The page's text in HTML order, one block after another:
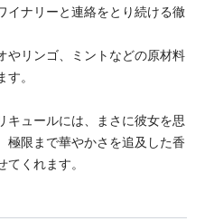
イナリーと連絡をとり続ける徹
やリンゴ、ミントなどの原材料
。
キュールには、まさに彼女を思
極限まで華やかさを追及した香
くれます。